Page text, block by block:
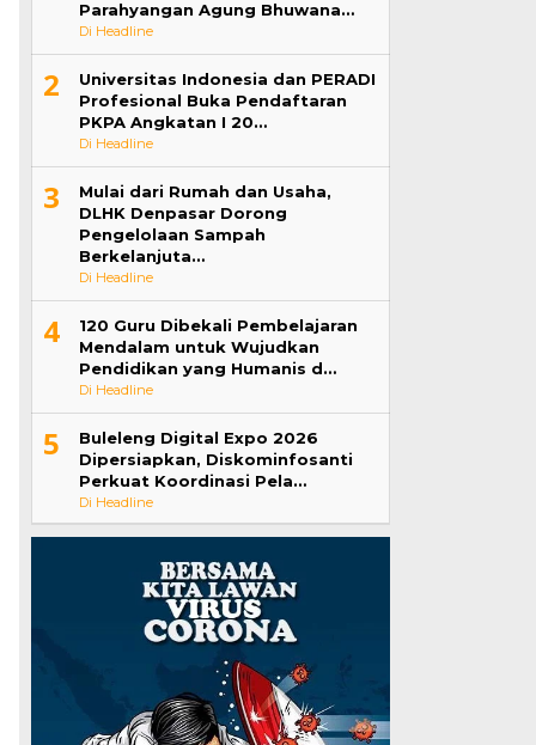
Parahyangan Agung Bhuwana…
Di Headline
2
Universitas Indonesia dan PERADI
Profesional Buka Pendaftaran
PKPA Angkatan I 20…
Di Headline
3
Mulai dari Rumah dan Usaha,
DLHK Denpasar Dorong
Pengelolaan Sampah
Berkelanjuta…
Di Headline
4
120 Guru Dibekali Pembelajaran
Mendalam untuk Wujudkan
Pendidikan yang Humanis d…
Di Headline
5
Buleleng Digital Expo 2026
Dipersiapkan, Diskominfosanti
Perkuat Koordinasi Pela…
Di Headline